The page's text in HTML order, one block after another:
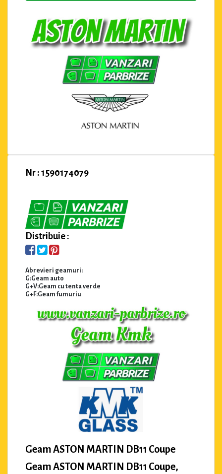
Nr : 1590174079
Distribuie :
Abrevieri geamuri:
G:Geam auto
G+V:Geam cu tenta verde
G+F:Geam fumuriu
Geam ASTON MARTIN DB11 Coupe
Geam ASTON MARTIN DB11 Coupe,